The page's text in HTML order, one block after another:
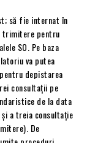
să fie internat în
trimitere pentru
SO. Pe baza
va putea
depistarea
consultaţii pe
de la data
a treia consultație
De